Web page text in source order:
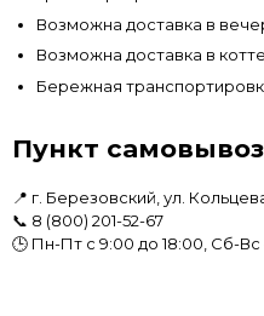
Возможна доставка в
Возможна доставка в
Бережная
Пункт
📍 г. Березовский, ул.
📞 8 (800) 201-52-67
🕒 Пн-Пт с 9:00 до 18:00, Сб-